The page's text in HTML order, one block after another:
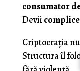
consumator
Devii complice
Criptocrația
Structura îl